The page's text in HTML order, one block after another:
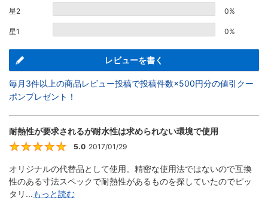
星2 0%
星1 0%
レビューを書く
毎月3件以上の商品レビュー投稿で投稿件数×500円分の値引クー
ポンプレゼント！
耐熱性が要求されるが耐水性は求められない環境で使用
5
5.0 2017/01/29
オリジナルの代替品として使用。精密な使用法ではないので互換
性のある寸法スペックで耐熱性があるものを探していたのでピッ
タリ...もっと読む